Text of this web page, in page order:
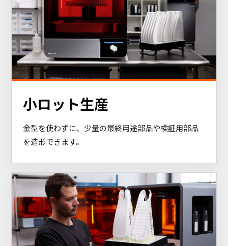
小ロット生産
金型を使わずに、少量の最終用途部品や検証用部品
を造形できます。